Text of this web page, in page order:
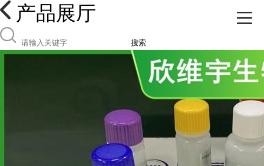
产品展厅
搜索